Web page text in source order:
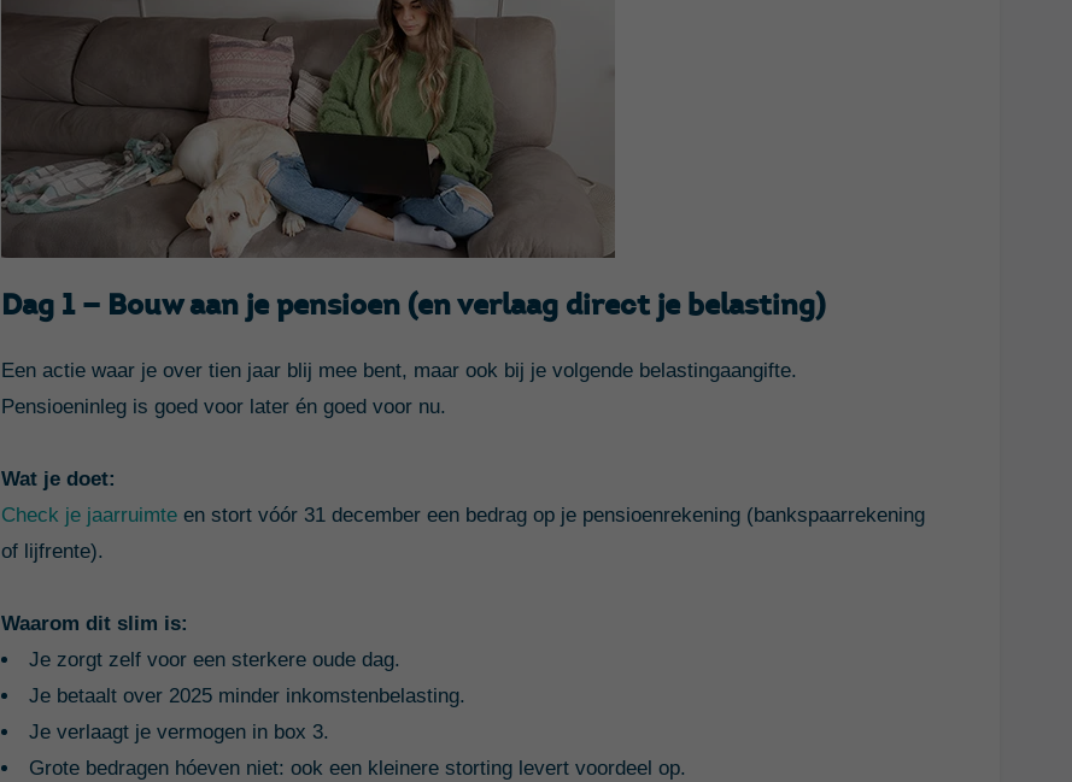
Dag 1 — Bouw aan je pensioen (en verlaag direct je belasting)
Een actie waar je over tien jaar blij mee bent, maar ook bij je volgende belastingaangifte.
Pensioeninleg is goed voor later én goed voor nu.
Wat je doet:
Check je jaarruimte en stort vóór 31 december een bedrag op je pensioenrekening (bankspaarrekening
of lijfrente).
Waarom dit slim is:
Je zorgt zelf voor een sterkere oude dag.
Je betaalt over 2025 minder inkomstenbelasting.
Je verlaagt je vermogen in box 3.
Grote bedragen hóeven niet: ook een kleinere storting levert voordeel op.